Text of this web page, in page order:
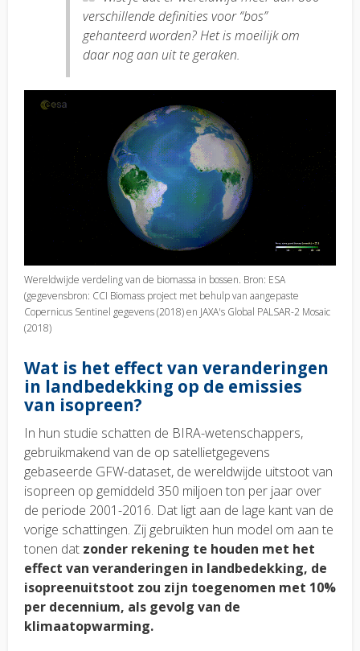
verschillende definities voor “bos”
gehanteerd worden? Het is moeilijk om
daar nog aan uit te geraken.
Wereldwijde verdeling van de biomassa in bossen. Bron: ESA
(gegevensbron: CCI Biomass project met behulp van aangepaste
Copernicus Sentinel gegevens (2018) en JAXA's Global PALSAR-2 Mosaic
(2018)
Wat is het effect van veranderingen
in landbedekking op de emissies
van isopreen?
In hun studie schatten de BIRA-wetenschappers,
gebruikmakend van de op satellietgegevens
gebaseerde GFW-dataset, de wereldwijde uitstoot van
isopreen op gemiddeld 350 miljoen ton per jaar over
de periode 2001-2016. Dat ligt aan de lage kant van de
vorige schattingen. Zij gebruikten hun model om aan te
tonen dat zonder rekening te houden met het
effect van veranderingen in landbedekking, de
isopreenuitstoot zou zijn toegenomen met 10%
per decennium, als gevolg van de
klimaatopwarming.